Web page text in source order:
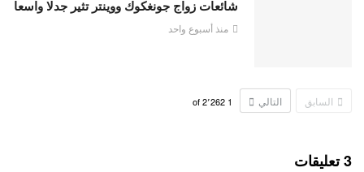
شائعات زواج جونغكوك ووينتر تثير جدلا واسعا
منذ أسبوع واحد
السابق التالي 1 2٬262
3 تعليقات